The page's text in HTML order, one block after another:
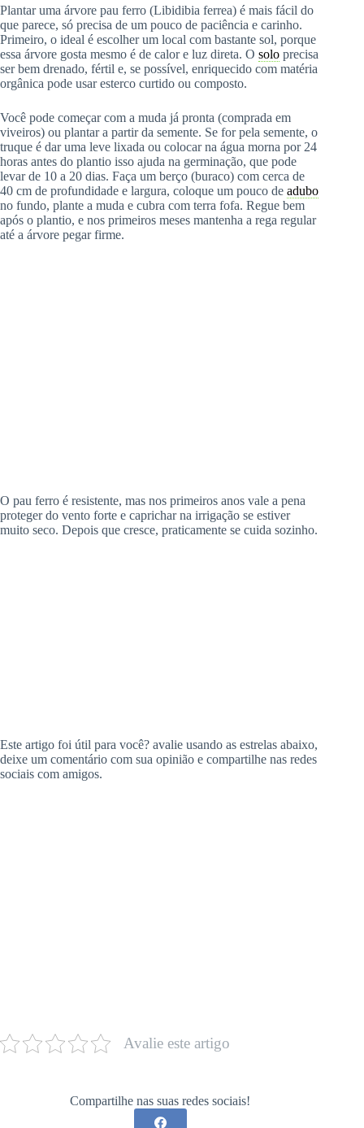
Plantar uma árvore pau ferro (Libidibia ferrea) é mais fácil do
que parece, só precisa de um pouco de paciência e carinho.
Primeiro, o ideal é escolher um local com bastante sol, porque
essa árvore gosta mesmo é de calor e luz direta. O solo precisa
ser bem drenado, fértil e, se possível, enriquecido com matéria
orgânica pode usar esterco curtido ou composto.
Você pode começar com a muda já pronta (comprada em
viveiros) ou plantar a partir da semente. Se for pela semente, o
truque é dar uma leve lixada ou colocar na água morna por 24
horas antes do plantio isso ajuda na germinação, que pode
levar de 10 a 20 dias. Faça um berço (buraco) com cerca de
40 cm de profundidade e largura, coloque um pouco de adubo
no fundo, plante a muda e cubra com terra fofa. Regue bem
após o plantio, e nos primeiros meses mantenha a rega regular
até a árvore pegar firme.
O pau ferro é resistente, mas nos primeiros anos vale a pena
proteger do vento forte e caprichar na irrigação se estiver
muito seco. Depois que cresce, praticamente se cuida sozinho.
Este artigo foi útil para você? avalie usando as estrelas abaixo,
deixe um comentário com sua opinião e compartilhe nas redes
sociais com amigos.
Avalie este artigo
Compartilhe nas suas redes sociais!